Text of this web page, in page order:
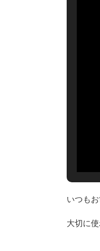
いつも
大切に